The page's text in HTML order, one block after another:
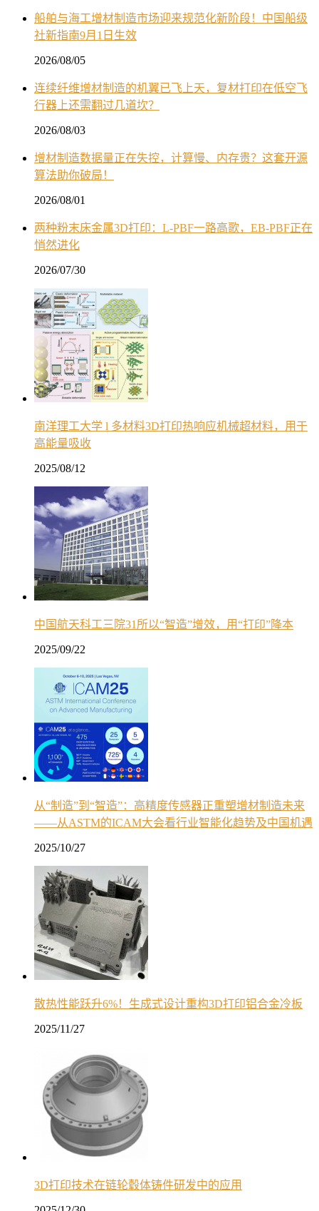
船舶与海工增材制造市场迎来规范化新阶段！中国船级
社新指南9月1日生效
2026/08/05
连续纤维增材制造的机翼已飞上天，复材打印在低空飞
行器上还需翻过几道坎？
2026/08/03
增材制造数据量正在失控，计算慢、内存贵？这套开源
算法助你破局！
2026/08/01
两种粉末床金属3D打印：L-PBF一路高歌，EB-PBF正在
悄然进化
2026/07/30
南洋理工大学 l 多材料3D打印热响应机械超材料，用于
高能量吸收
2025/08/12
中国航天科工三院31所以“智造”增效，用“打印”降本
2025/09/22
从“制造”到“智造”：高精度传感器正重塑增材制造未来
——从ASTM的ICAM大会看行业智能化趋势及中国机遇
2025/10/27
散热性能跃升6%！生成式设计重构3D打印铝合金冷板
2025/11/27
3D打印技术在链轮毂体铸件研发中的应用